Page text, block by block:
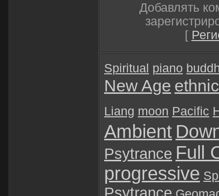
Добавлять
[
Spiritual piano
New Age ethnic
Liang moon Pacific
Ambient
Psytrance Full
progressive